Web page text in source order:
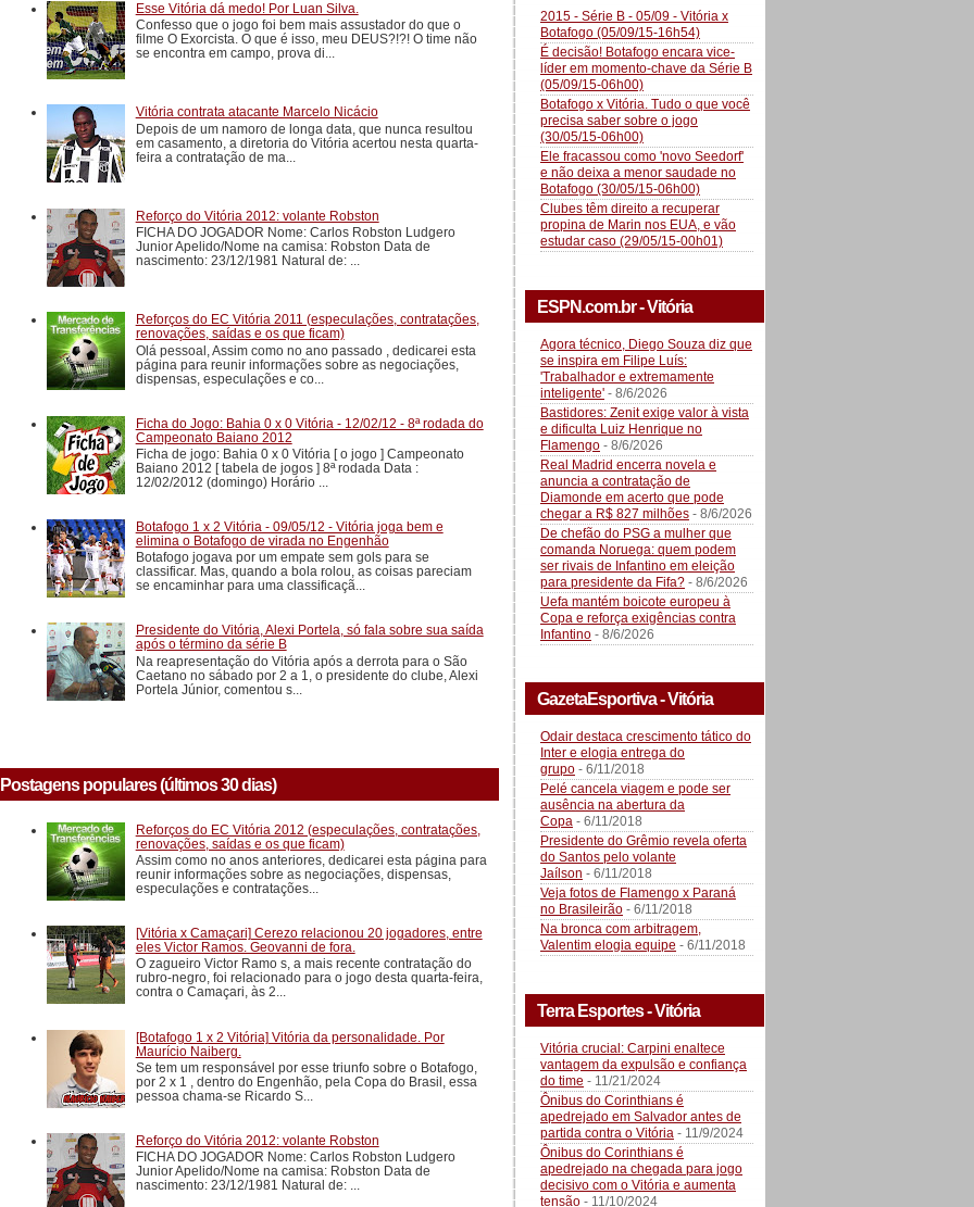
Esse Vitória dá medo! Por Luan Silva.
Confesso que o jogo foi bem mais assustador do que o
filme O Exorcista. O que é isso, meu DEUS?!?! O time não
se encontra em campo, prova di...
Vitória contrata atacante Marcelo Nicácio
Depois de um namoro de longa data, que nunca resultou
em casamento, a diretoria do Vitória acertou nesta quarta-
feira a contratação de ma...
Reforço do Vitória 2012: volante Robston
FICHA DO JOGADOR Nome: Carlos Robston Ludgero
Junior Apelido/Nome na camisa: Robston Data de
nascimento: 23/12/1981 Natural de: ...
Reforços do EC Vitória 2011 (especulações, contratações,
renovações, saídas e os que ficam)
Olá pessoal, Assim como no ano passado , dedicarei esta
página para reunir informações sobre as negociações,
dispensas, especulações e co...
Ficha do Jogo: Bahia 0 x 0 Vitória - 12/02/12 - 8ª rodada do
Campeonato Baiano 2012
Ficha de jogo: Bahia 0 x 0 Vitória [ o jogo ] Campeonato
Baiano 2012 [ tabela de jogos ] 8ª rodada Data :
12/02/2012 (domingo) Horário ...
Botafogo 1 x 2 Vitória - 09/05/12 - Vitória joga bem e
elimina o Botafogo de virada no Engenhão
Botafogo jogava por um empate sem gols para se
classificar. Mas, quando a bola rolou, as coisas pareciam
se encaminhar para uma classificaçã...
Presidente do Vitória, Alexi Portela, só fala sobre sua saída
após o término da série B
Na reapresentação do Vitória após a derrota para o São
Caetano no sábado por 2 a 1, o presidente do clube, Alexi
Portela Júnior, comentou s...
Postagens populares (últimos 30 dias)
Reforços do EC Vitória 2012 (especulações, contratações,
renovações, saídas e os que ficam)
Assim como no anos anteriores, dedicarei esta página para
reunir informações sobre as negociações, dispensas,
especulações e contratações...
[Vitória x Camaçari] Cerezo relacionou 20 jogadores, entre
eles Victor Ramos. Geovanni de fora.
O zagueiro Victor Ramo s, a mais recente contratação do
rubro-negro, foi relacionado para o jogo desta quarta-feira,
contra o Camaçari, às 2...
[Botafogo 1 x 2 Vitória] Vitória da personalidade. Por
Maurício Naiberg.
Se tem um responsável por esse triunfo sobre o Botafogo,
por 2 x 1 , dentro do Engenhão, pela Copa do Brasil, essa
pessoa chama-se Ricardo S...
Reforço do Vitória 2012: volante Robston
FICHA DO JOGADOR Nome: Carlos Robston Ludgero
Junior Apelido/Nome na camisa: Robston Data de
nascimento: 23/12/1981 Natural de: ...
2015 - Série B - 05/09 - Vitória x
Botafogo (05/09/15-16h54)
É decisão! Botafogo encara vice-
líder em momento-chave da Série B
(05/09/15-06h00)
Botafogo x Vitória. Tudo o que você
precisa saber sobre o jogo
(30/05/15-06h00)
Ele fracassou como 'novo Seedorf'
e não deixa a menor saudade no
Botafogo (30/05/15-06h00)
Clubes têm direito a recuperar
propina de Marin nos EUA, e vão
estudar caso (29/05/15-00h01)
ESPN.com.br - Vitória
Agora técnico, Diego Souza diz que
se inspira em Filipe Luís:
'Trabalhador e extremamente
inteligente' - 8/6/2026
Bastidores: Zenit exige valor à vista
e dificulta Luiz Henrique no
Flamengo - 8/6/2026
Real Madrid encerra novela e
anuncia a contratação de
Diamonde em acerto que pode
chegar a R$ 827 milhões - 8/6/2026
De chefão do PSG a mulher que
comanda Noruega: quem podem
ser rivais de Infantino em eleição
para presidente da Fifa? - 8/6/2026
Uefa mantém boicote europeu à
Copa e reforça exigências contra
Infantino - 8/6/2026
GazetaEsportiva - Vitória
Odair destaca crescimento tático do
Inter e elogia entrega do
grupo - 6/11/2018
Pelé cancela viagem e pode ser
ausência na abertura da
Copa - 6/11/2018
Presidente do Grêmio revela oferta
do Santos pelo volante
Jaílson - 6/11/2018
Veja fotos de Flamengo x Paraná
no Brasileirão - 6/11/2018
Na bronca com arbitragem,
Valentim elogia equipe - 6/11/2018
Terra Esportes - Vitória
Vitória crucial: Carpini enaltece
vantagem da expulsão e confiança
do time - 11/21/2024
Ônibus do Corinthians é
apedrejado em Salvador antes de
partida contra o Vitória - 11/9/2024
Ônibus do Corinthians é
apedrejado na chegada para jogo
decisivo com o Vitória e aumenta
tensão - 11/10/2024